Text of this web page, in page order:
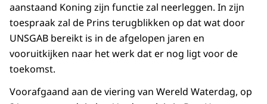
aanstaand Koning zijn functie zal neerleggen. In zijn
toespraak zal de Prins terugblikken op dat wat door
UNSGAB bereikt is in de afgelopen jaren en
vooruitkijken naar het werk dat er nog ligt voor de
toekomst.
Voorafgaand aan de viering van Wereld Waterdag, op